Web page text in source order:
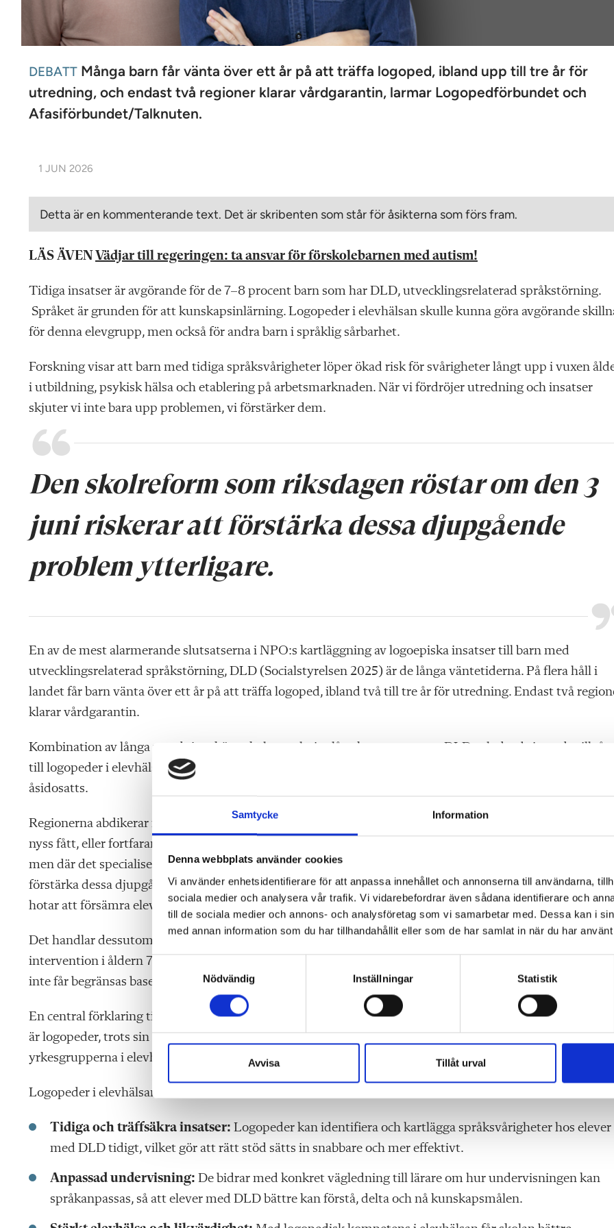
Samtycke Information
Denna webbplats använder cookies
Vi använder enhetsidentifierare för att anpassa innehållet och annonserna till användarna,
sociala medier och analysera vår trafik. Vi vidarebefordrar även sådana identifierare och
till de sociala medier och annons- och analysföretag som vi samarbetar med. Dessa kan i
med annan information som du har tillhandahållit eller som de har samlat in när du har
a
t
k
s
a
l
Nödvändig Inställningar Statistik
Avvisa Tillåt urval
DEBATT Många barn får vänta över ett år på att träffa logoped, ibland upp till tre år för
utredning, och endast två regioner klarar vårdgarantin, larmar Logopedförbundet och
Afasiförbundet/Talknuten.
1 JUN 2026
Detta är en kommenterande text. Det är skribenten som står för åsikterna som förs fram.
LÄS ÄVEN Vädjar till regeringen: ta ansvar för förskolebarnen med autism!
Tidiga insatser är avgörande för de 7–8 procent barn som har DLD, utvecklingsrelaterad språkstörning.
Språket är grunden för att kunskapsinlärning. Logopeder i elevhälsan skulle kunna göra avgörande
för denna elevgrupp, men också för andra barn i språklig sårbarhet.
Forskning visar att barn med tidiga språksvårigheter löper ökad risk för svårigheter långt upp i vuxen
i utbildning, psykisk hälsa och etablering på arbetsmarknaden. När vi fördröjer utredning och insatser
skjuter vi inte bara upp problemen, vi förstärker dem.
Den skolreform som riksdagen röstar om den 3
juni riskerar att förstärka dessa djupgående
problem ytterligare.
En av de mest alarmerande slutsatserna i NPO:s kartläggning av logoepiska insatser till barn med
utvecklingsrelaterad språkstörning, DLD (Socialstyrelsen 2025) är de långa väntetiderna. På flera håll i
landet får barn vänta över ett år på att träffa logoped, ibland två till tre år för utredning. Endast två
klarar vårdgarantin.
Kombination av långa utredningsköer, skolans relativt låga kompetens om DLD och den bristande tillgång
till logopeder i elevhälsan leder till att elever med DLD:s konventionsstadgade rätt till utbildning kraftigt
åsidosatts.
Regionerna abdikerar från sitt ansvar, elever med DLD ska efter skolstart få allt stöd i skolan. Den elev som
nyss fått, eller fortfarande väntar på, en diagnos kastas in i ett skolsystem där språkliga krav ökat
men där det specialiserade stödet minskar. Den skolreform som riksdagen röstar om den 3 juni riskerar att
förstärka dessa djupgående problem ytterligare. Funktionsrätt Sverige har slagit larm om att
hotar att försämra elever med funktionsnedsättnings rätt till en fungerande skolgång.
Det handlar dessutom om en strukturell åldersdiskriminering. NPO konstaterar att få regioner erbjuder
intervention i åldern 7–17 år, trots att behovet kvarstår. Samtidigt klargör juridiska bedömningar att
inte får begränsas baserat på ålder.
En central förklaring till denna ojämlikhet är att logopeder inte är en lagstadgad profession i elevhälsan. I
är logopeder, trots sin centrala roll för elevers språk och kommunikation, en av de största icke lagstadgade
yrkesgrupperna i elevhälsan. Det innebär att deras närvaro beror på lokala prioriteringar – inte på behov.
Logopeder i elevhälsan kan bidra till:
Tidiga och träffsäkra insatser: Logopeder kan identifiera och kartlägga språksvårigheter hos elever
med DLD tidigt, vilket gör att rätt stöd sätts in snabbare och mer effektivt.
Anpassad undervisning: De bidrar med konkret vägledning till lärare om hur undervisningen kan
språkanpassas, så att elever med DLD bättre kan förstå, delta och nå kunskapsmålen.